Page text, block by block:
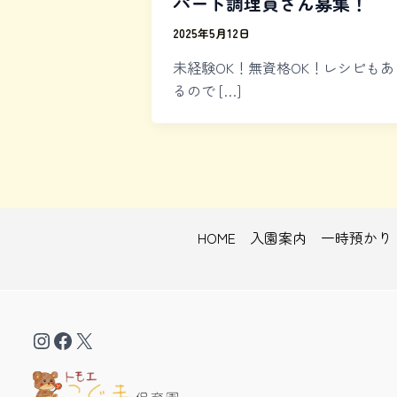
2025年5月12日
未経験OK！無資格OK！レシピもあ
るので […]
HOME 入園案内 一時預かり
Instagram
Facebook
X